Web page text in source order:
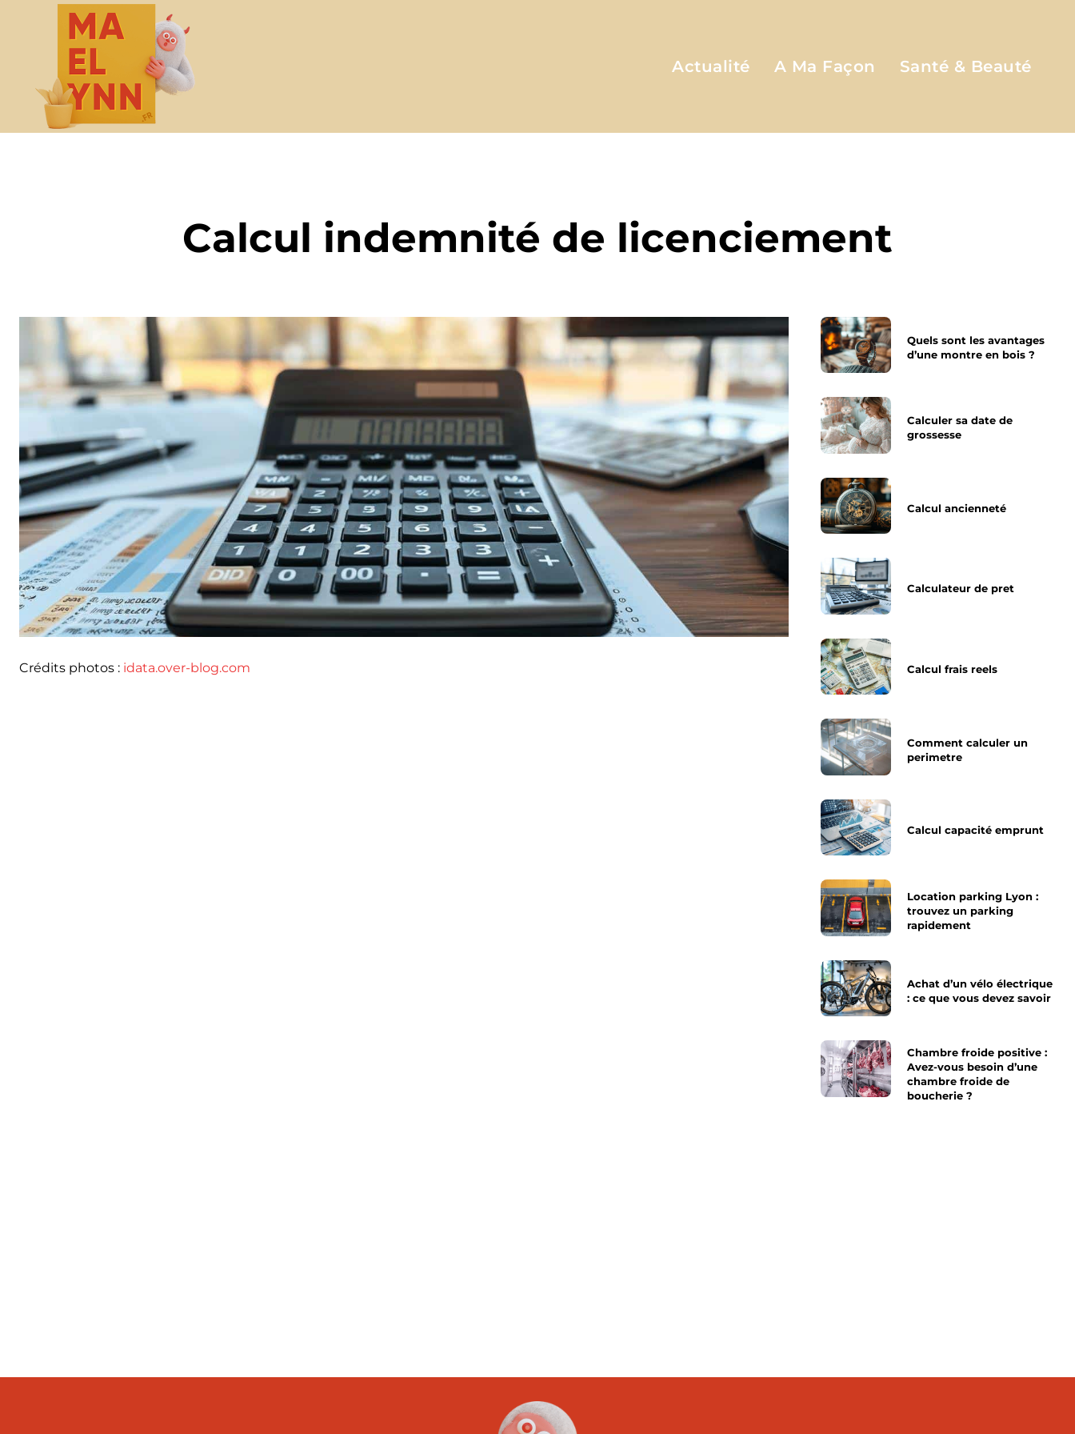
Actualité A Ma Façon Santé & Beauté
Calcul indemnité de licenciement
Crédits photos : idata.over-blog.com
Quels sont les avantages
d’une montre en bois ?
Calculer sa date de
grossesse
Calcul ancienneté
Calculateur de pret
Calcul frais reels
Comment calculer un
perimetre
Calcul capacité emprunt
Location parking Lyon :
trouvez un parking
rapidement
Achat d’un vélo électrique
: ce que vous devez savoir
Chambre froide positive :
Avez-vous besoin d’une
chambre froide de
boucherie ?